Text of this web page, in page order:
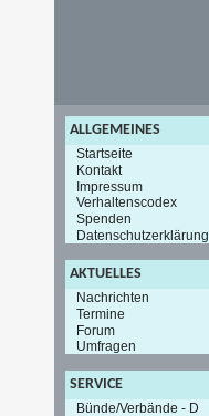
ALLGEMEINES
Startseite
Kontakt
Impressum
Verhaltenscodex
Spenden
Datenschutzerklärung
AKTUELLES
Nachrichten
Termine
Forum
Umfragen
SERVICE
Bünde/Verbände - D